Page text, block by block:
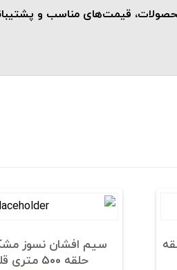
قیمت‌های مناسب و
حلقه
حلقه 500 متری قلع اندود